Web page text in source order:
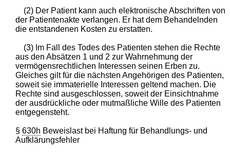
(2) Der Patient kann auch elektronische Abschriften von
der Patientenakte verlangen. Er hat dem Behandelnden
die entstandenen Kosten zu erstatten.
(3) Im Fall des Todes des Patienten stehen die Rechte
aus den Absätzen 1 und 2 zur Wahrnehmung der
vermögensrechtlichen Interessen seinen Erben zu.
Gleiches gilt für die nächsten Angehörigen des Patienten,
soweit sie immaterielle Interessen geltend machen. Die
Rechte sind ausgeschlossen, soweit der Einsichtnahme
der ausdrückliche oder mutmaßliche Wille des Patienten
entgegensteht.
§630h Beweislast bei Haftung für Behandlungs- und
Aufklärungsfehler